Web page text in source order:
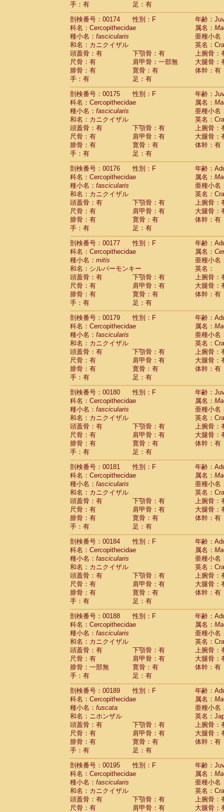
手：有
足：有
剖検番号：00174
性別：F
年齢：
科名：Cercopithecidae
属名：
種小名： fascicularis
亜種小名
和名：カニクイザル
英名：
頭蓋骨：有
下顎骨：有
上腕骨：
尺骨：有
肩甲骨：一部無
大腿骨：
腓骨：有
寛骨：有
体幹：有
手：有
足：有
剖検番号：00175
性別：F
年齢：
科名：Cercopithecidae
属名：
種小名： fascicularis
亜種小名
和名：カニクイザル
英名：
頭蓋骨：有
下顎骨：有
上腕骨：
尺骨：有
肩甲骨：有
大腿骨：
腓骨：有
寛骨：有
体幹：有
手：有
足：有
剖検番号：00176
性別：F
年齢：
科名：Cercopithecidae
属名：
種小名： fascicularis
亜種小名
和名：カニクイザル
英名：
頭蓋骨：有
下顎骨：有
上腕骨：
尺骨：有
肩甲骨：有
大腿骨：
腓骨：有
寛骨：有
体幹：有
手：有
足：有
剖検番号：00177
性別：F
年齢：
科名：Cercopithecidae
属名：
種小名： mitis
亜種小名
和名：シルバーモンキー
英名：
頭蓋骨：有
下顎骨：有
上腕骨：
尺骨：有
肩甲骨：有
大腿骨：
腓骨：有
寛骨：有
体幹：有
手：有
足：有
剖検番号：00179
性別：F
年齢：
科名：Cercopithecidae
属名：
種小名： fascicularis
亜種小名
和名：カニクイザル
英名：
頭蓋骨：有
下顎骨：有
上腕骨：
尺骨：有
肩甲骨：有
大腿骨：
腓骨：有
寛骨：有
体幹：有
手：有
足：有
剖検番号：00180
性別：F
年齢：
科名：Cercopithecidae
属名：
種小名： fascicularis
亜種小名
和名：カニクイザル
英名：
頭蓋骨：有
下顎骨：有
上腕骨：
尺骨：有
肩甲骨：有
大腿骨：
腓骨：有
寛骨：有
体幹：有
手：有
足：有
剖検番号：00181
性別：F
年齢：
科名：Cercopithecidae
属名：
種小名： fascicularis
亜種小名
和名：カニクイザル
英名：
頭蓋骨：有
下顎骨：有
上腕骨：
尺骨：有
肩甲骨：有
大腿骨：
腓骨：有
寛骨：有
体幹：有
手：有
足：有
剖検番号：00184
性別：F
年齢：
科名：Cercopithecidae
属名：
種小名： fascicularis
亜種小名
和名：カニクイザル
英名：
頭蓋骨：有
下顎骨：有
上腕骨：
尺骨：有
肩甲骨：有
大腿骨：
腓骨：有
寛骨：有
体幹：有
手：有
足：有
剖検番号：00188
性別：F
年齢：
科名：Cercopithecidae
属名：
種小名： fascicularis
亜種小名
和名：カニクイザル
英名：
頭蓋骨：有
下顎骨：有
上腕骨：
尺骨：有
肩甲骨：有
大腿骨：
腓骨：一部無
寛骨：有
体幹：有
手：有
足：有
剖検番号：00189
性別：F
年齢：
科名：Cercopithecidae
属名：
種小名： fuscata
亜種小名
和名：ニホンザル
英名：
頭蓋骨：有
下顎骨：有
上腕骨：
尺骨：有
肩甲骨：有
大腿骨：
腓骨：有
寛骨：有
体幹：有
手：有
足：有
剖検番号：00195
性別：F
年齢：
科名：Cercopithecidae
属名：
種小名： fascicularis
亜種小名
和名：カニクイザル
英名：
頭蓋骨：有
下顎骨：有
上腕骨：
尺骨：有
肩甲骨：有
大腿骨：